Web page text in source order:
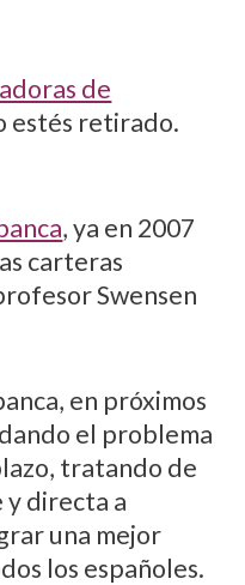
de
estés retirado.
, ya en 2007
carteras
Swensen
en próximos
el problema
tratando de
y directa a
una mejor
los españoles.